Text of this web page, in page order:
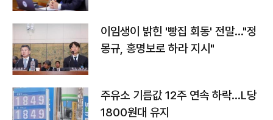
이임생이 밝힌 '빵집 회동' 전말…"정
몽규, 홍명보로 하라 지시"
주유소 기름값 12주 연속 하락…L당
1800원대 유지